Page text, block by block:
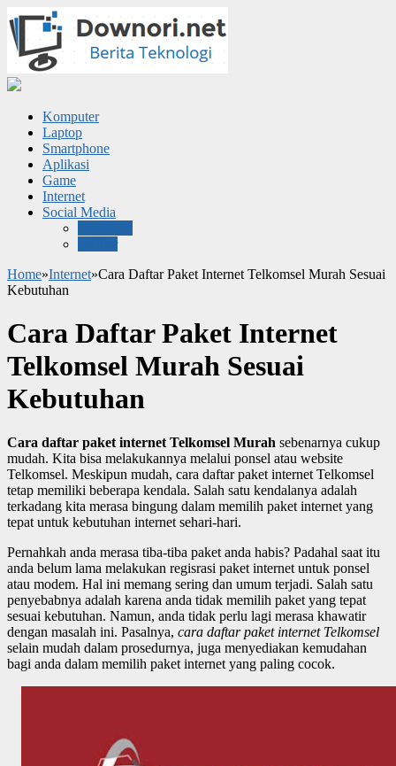
Komputer
Laptop
Smartphone
Aplikasi
Game
Internet
Social Media
Home»Internet»Cara Daftar Paket Internet Telkomsel Murah Sesuai
Kebutuhan
Cara Daftar Paket Internet
Telkomsel Murah Sesuai
Kebutuhan
Cara daftar paket internet Telkomsel Murah sebenarnya cukup
mudah. Kita bisa melakukannya melalui ponsel atau website
Telkomsel. Meskipun mudah, cara daftar paket internet Telkomsel
tetap memiliki beberapa kendala. Salah satu kendalanya adalah
terkadang kita merasa bingung dalam memilih paket internet yang
tepat untuk kebutuhan internet sehari-hari.
Pernahkah anda merasa tiba-tiba paket anda habis? Padahal saat itu
anda belum lama melakukan regisrasi paket internet untuk ponsel
atau modem. Hal ini memang sering dan umum terjadi. Salah satu
penyebabnya adalah karena anda tidak memilih paket yang tepat
sesuai kebutuhan. Namun, anda tidak perlu lagi merasa khawatir
dengan masalah ini. Pasalnya, cara daftar paket internet Telkomsel
selain mudah dalam prosedurnya, juga menyediakan kemudahan
bagi anda dalam memilih paket internet yang paling cocok.